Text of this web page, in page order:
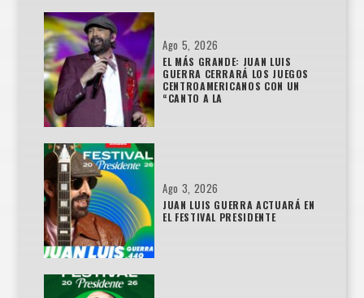
Ago 5, 2026
EL MÁS GRANDE: JUAN LUIS
GUERRA CERRARÁ LOS JUEGOS
CENTROAMERICANOS CON UN
“CANTO A LA
Ago 3, 2026
JUAN LUIS GUERRA ACTUARÁ EN
EL FESTIVAL PRESIDENTE